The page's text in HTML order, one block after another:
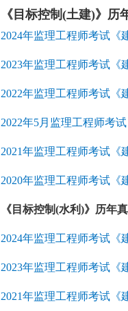
《目标控制(土建)》历
2024年监理工程师考试《
2023年监理工程师考试《
2022年监理工程师考试《
2022年5月监理工程师考
2021年监理工程师考试《
2020年监理工程师考试《
《目标控制(水利)》历年真
2024年监理工程师考试《
2023年监理工程师考试《
2021年监理工程师考试《